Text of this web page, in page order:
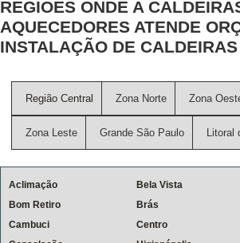
REGIÕES ONDE A
AQUECEDORES ATENDE
INSTALAÇÃO DE
Região Central Zona Norte Zona
Zona Leste Grande São Paulo Litoral
Aclimação
Bela Vista
Bom Retiro
Brás
Cambuci
Centro